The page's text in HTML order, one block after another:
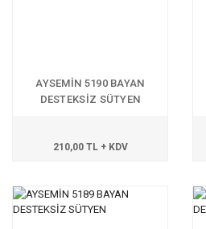
AYSEMİN 5190 BAYAN
DESTEKSİZ SÜTYEN
210,00 TL + KDV